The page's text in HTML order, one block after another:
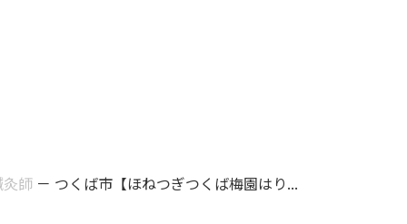
師 － つくば市【ほねつぎつくば梅園はり...